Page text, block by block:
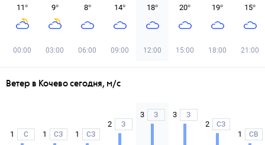
11°
00:00
9°
03:00
8°
06:00
14°
09:00
18°
12:00
20°
15:00
19°
18:00
15°
21:00
Ветер в Кочево сегодня, м/с
1 С 1 СЗ 1 СЗ
2 З
3 З 3 З
2 СЗ
1 СВ